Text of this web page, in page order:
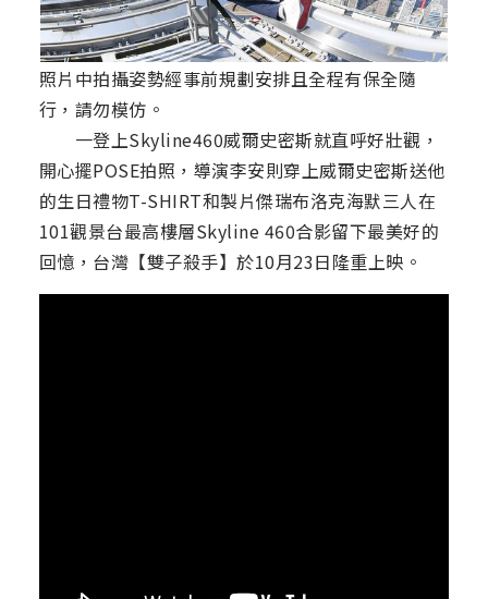
照片中拍攝姿勢經事前規劃安排且全程有保全隨
行，請勿模仿。
一登上Skyline460威爾史密斯就直呼好壯觀，
開心擺POSE拍照，導演李安則穿上威爾史密斯送他
的生日禮物T-SHIRT和製片傑瑞布洛克海默三人在
101觀景台最高樓層Skyline 460合影留下最美好的
回憶，台灣【雙子殺手】於10月23日隆重上映。